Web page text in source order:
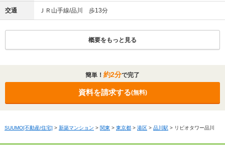
※6：掲載の開発概念図は、地形・距離・建物の大きさ・位置等は実際とは多少異なります。光
の表現は本プロジェクトの建物の高さを表すものではありません。
りの新規物件。（MRC調べ：対象期間2005年1月～2023年12月）
※「東京」駅：「品川」駅よりJR横須賀線利用／「渋谷」駅：「品川」駅よりJR山手線利用／
「羽田空港第1・第2ターミナル」駅：「品川」駅より京急本線快特利用／「新宿」駅：「品
川」駅よりJR山手線利用、「大崎」駅でJR埼京線に乗り換え／「横浜」駅：「品川」駅よりJR
東海道線利用
は品川駅よりJR山手線を利用。渋谷駅へは品川駅よりJR山手線を利用。品川駅最寄り東京駅へ
は品川駅よりJR東海道線を利用。上野駅へは品川駅よりJR東海道線を利用。秋葉原駅へは品川
内線に乗り換え。銀座駅へは品川駅よりJR東海道線を利用、新橋駅で東京メトロ銀座線に乗り
交通 ＪＲ山手線/品川 歩13分
概要をもっと見る
簡単！ 約2分で完了
資料を請求する(無料)
SUUMO[不動産/住宅] > 新築マンション > 関東 > 東京都 > 港区 > 品川駅 > リビオタワー品川